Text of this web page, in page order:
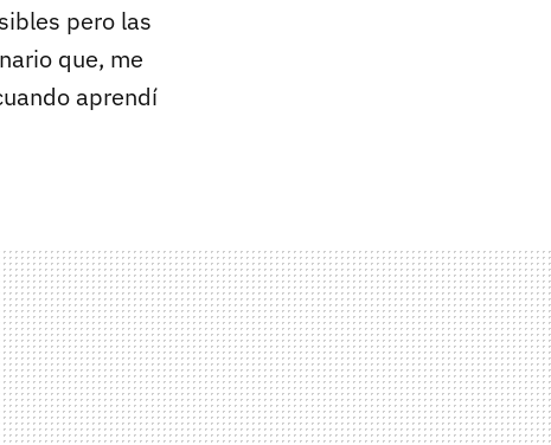
pero las
que, me
aprendí